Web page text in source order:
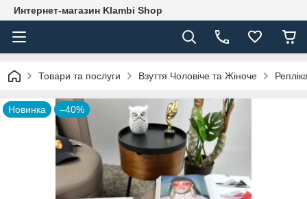
Интернет-магазин Klambi Shop
Товари та послуги Взуття Чоловіче та Жіноче
Новинка –40%